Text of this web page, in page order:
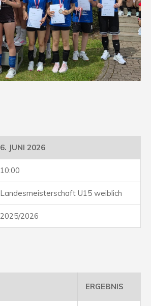
6. JUNI 2026
10:00
Landesmeisterschaft U15 weiblich
2025/2026
ERGEBNIS